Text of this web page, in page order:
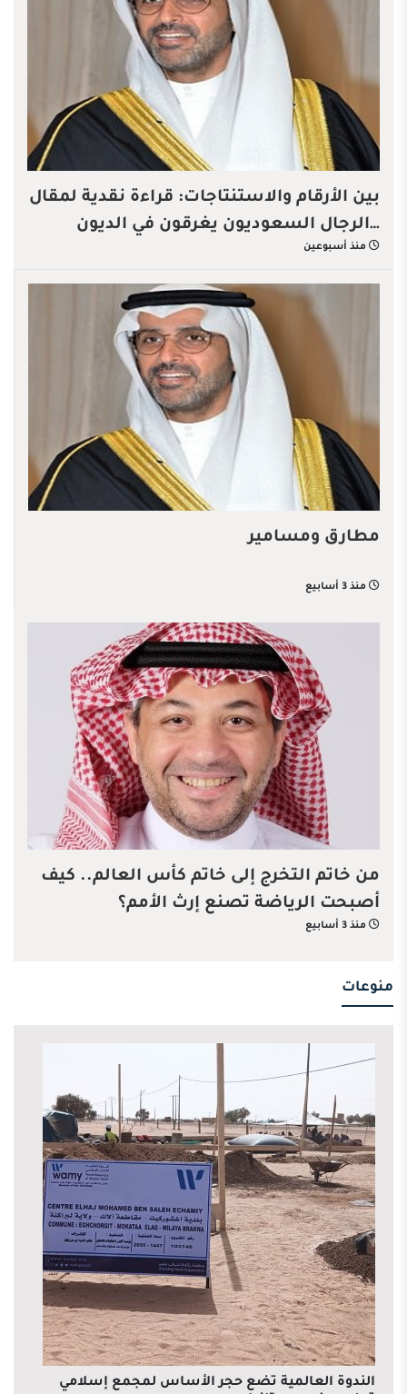
بين الأرقام والاستنتاجات: قراءة نقدية لمقال
…الرجال السعوديون يغرقون في الديون
منذ أسبوعين
مطارق ومسامير
منذ 3 أسابيع
من خاتم التخرج إلى خاتم كأس العالم.. كيف
أصبحت الرياضة تصنع إرث الأمم؟
منذ 3 أسابيع
منوعات
الندوة العالمية تضع حجر الأساس لمجمع إسلامي